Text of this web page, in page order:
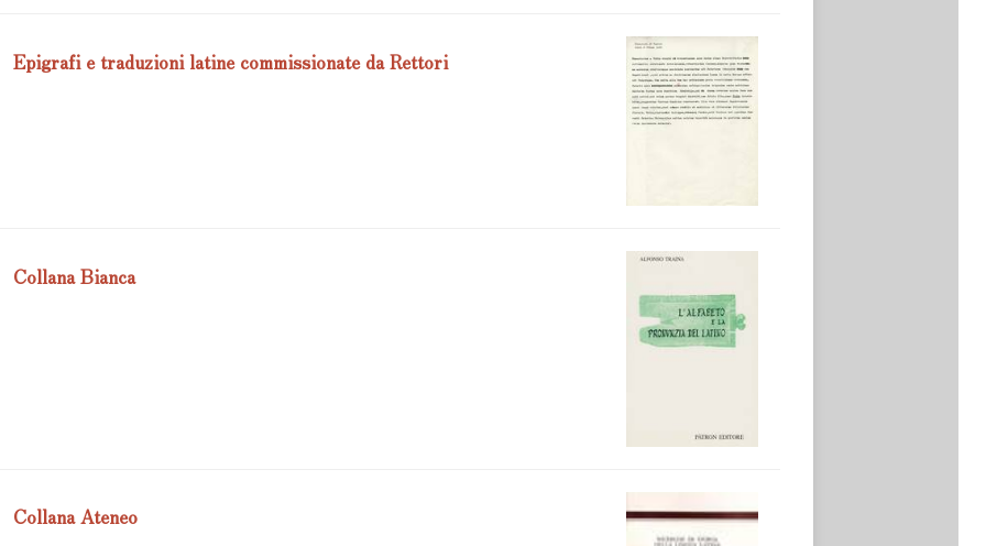
Epigrafi e traduzioni latine commissionate da Rettori
Collana Bianca
Collana Ateneo